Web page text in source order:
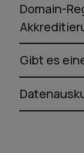
Domain-
Gibt es